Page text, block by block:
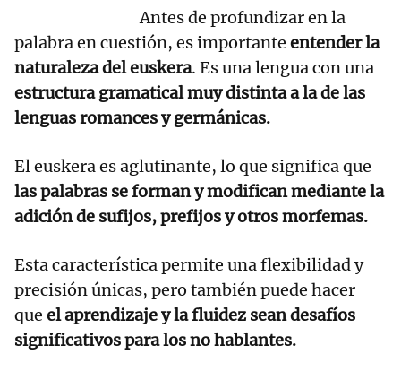
Antes de profundizar en la
palabra en cuestión, es importante entender la
naturaleza del euskera. Es una lengua con una
estructura gramatical muy distinta a la de las
lenguas romances y germánicas.
El euskera es aglutinante, lo que significa que
las palabras se forman y modifican mediante la
adición de sufijos, prefijos y otros morfemas.
Esta característica permite una flexibilidad y
precisión únicas, pero también puede hacer
que el aprendizaje y la fluidez sean desafíos
significativos para los no hablantes.